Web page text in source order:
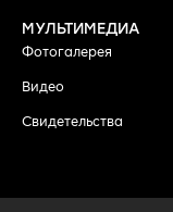
МУЛЬТИМЕДИА
Фотогалерея
Видео
Свидетельства